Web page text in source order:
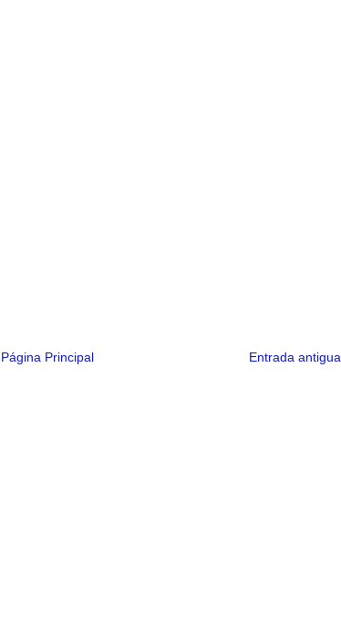
Entrada antigua
Página Principal